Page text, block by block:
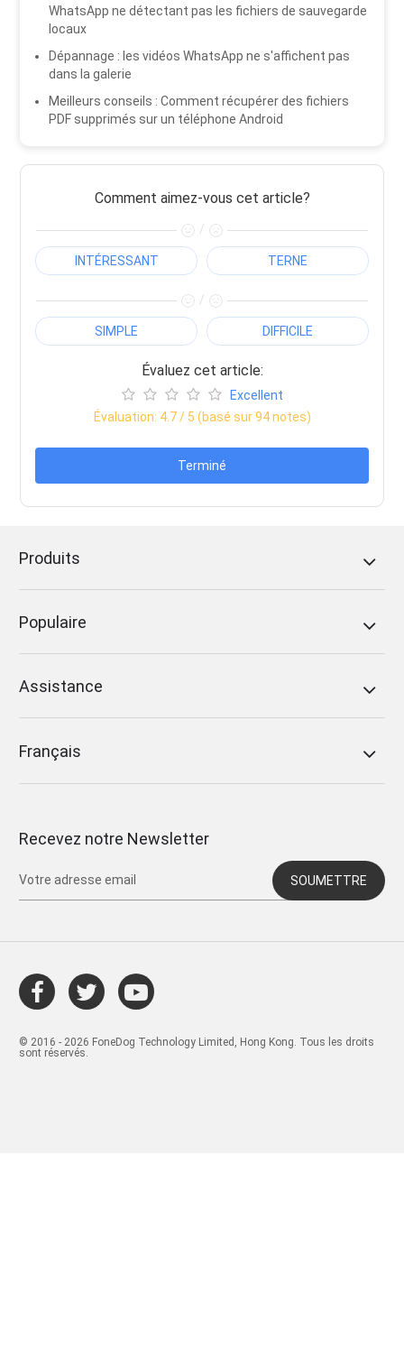
WhatsApp ne détectant pas les fichiers de sauvegarde
locaux
Dépannage : les vidéos WhatsApp ne s'affichent pas
dans la galerie
Meilleurs conseils : Comment récupérer des fichiers
PDF supprimés sur un téléphone Android
Comment aimez-vous cet article?
/
INTÉRESSANT TERNE
/
SIMPLE DIFFICILE
Évaluez cet article:
Excellent
Évaluation: 4.7/ 5 (basé sur94notes)
Terminé
Produits
Populaire
Assistance
Français
Recevez notre Newsletter
SOUMETTRE
© 2016 - 2026 FoneDog Technology Limited, Hong Kong. Tous les droits
sont réservés.